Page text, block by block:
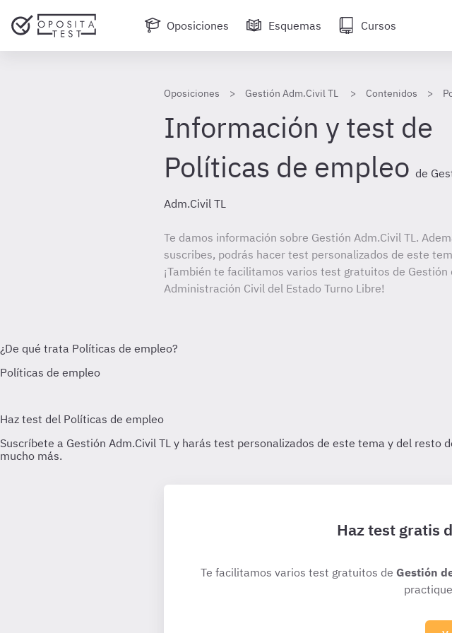
Oposiciones Esquemas Cursos
Oposiciones Gestión Adm.Civil TL Contenidos
Información y test de
Políticas de empleo de
Adm.Civil TL
Te damos información sobre Gestión Adm.Civil TL.
suscribes, podrás hacer test personalizados de este
¡También te facilitamos varios test gratuitos de Gestión
Administración Civil del Estado Turno Libre!
Haz test gratis
Te facilitamos varios test gratuitos de Gestión